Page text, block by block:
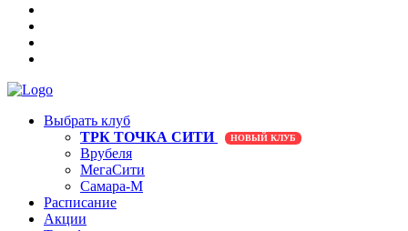
Выбрать клуб
ТРК ТОЧКА СИТИ
НОВЫЙ КЛУБ
Врубеля
МегаСити
Самара-М
Расписание
Акции